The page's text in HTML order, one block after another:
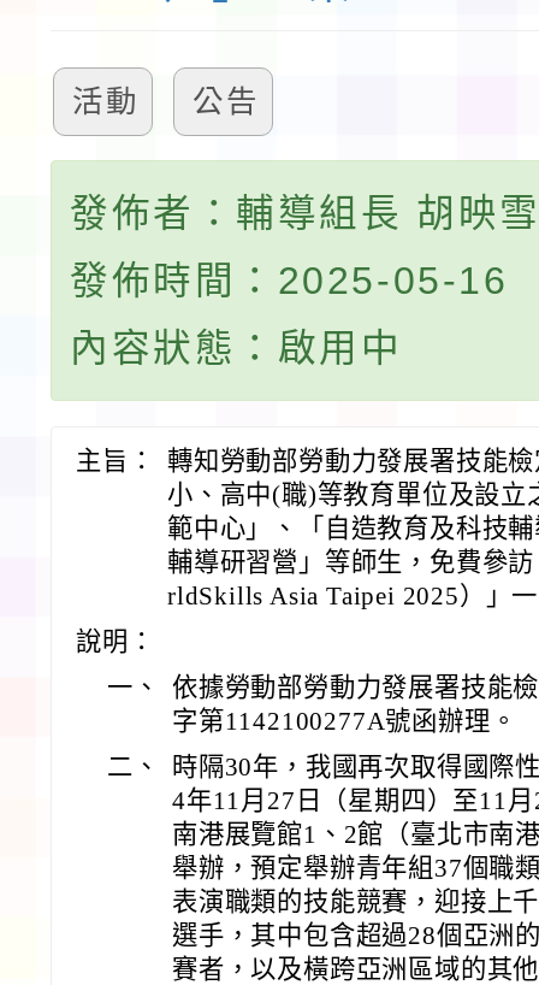
活動 公告
發佈者：輔導組長 胡映
發佈時間：2025-05-16
內容狀態：啟用中
主旨：
轉知勞動部勞動力發展署技能
小、高中(職)等教育單位及設立
範中心」、「自造教育及科技
輔導研習營」等師生，免費參
rldSkills Asia Taipei 2025）」
說明：
一、
依據勞動部勞動力發展署技能
字第1142100277A號函辦理。
二、
時隔30年，我國再次取得國際
4年11月27日（星期四）至11
南港展覽館1、2館（臺北市南
舉辦，預定舉辦青年組37個職
表演職類的技能競賽，迎接上
選手，其中包含超過28個亞洲
賽者，以及橫跨亞洲區域的其